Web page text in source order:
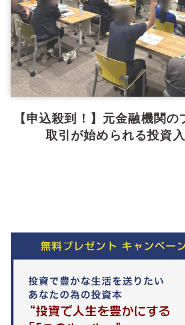
【申込殺到！】元金融機関
取引が始められる投資